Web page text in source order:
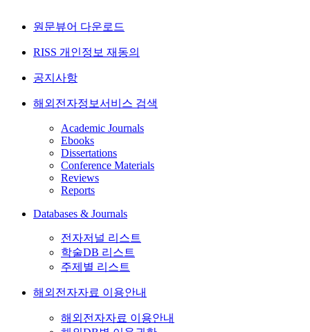
원문뷰어 다운로드
RISS 개인정보 재동의
공지사항
해외전자정보서비스 검색
Academic Journals
Ebooks
Dissertations
Conference Materials
Reviews
Reports
Databases & Journals
전자저널 리스트
학술DB 리스트
주제별 리스트
해외전자자료 이용안내
해외전자자료 이용안내